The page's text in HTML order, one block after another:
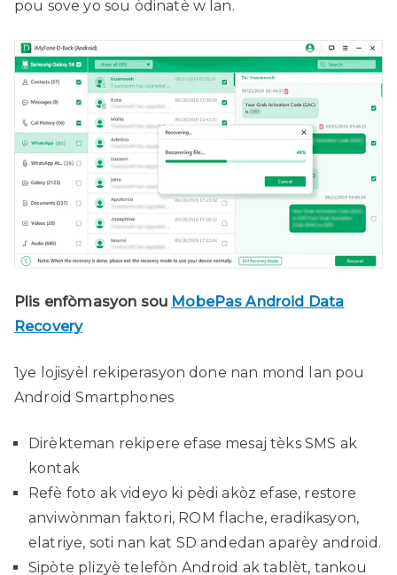
pou sove yo sou òdinatè w lan.
Plis enfòmasyon sou MobePas Android Data
Recovery
1ye lojisyèl rekiperasyon done nan mond lan pou
Android Smartphones
Dirèkteman rekipere efase mesaj tèks SMS ak
kontak
Refè foto ak videyo ki pèdi akòz efase, restore
anviwònman faktori, ROM flache, eradikasyon,
elatriye, soti nan kat SD andedan aparèy android.
Sipòte plizyè telefòn Android ak tablèt, tankou